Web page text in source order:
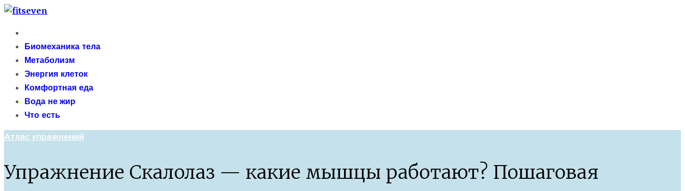
Skip
content
сайт о метаболизме и энергетической адаптации организма после 40 лет
Primary
MenuБиомеханика тела
Метаболизм
Энергия клеток
Комфортная еда
Вода не жир
Что есть
Атлас упражнений
Упражнение Скалолаз — какие мышцы работают? Пошаговая